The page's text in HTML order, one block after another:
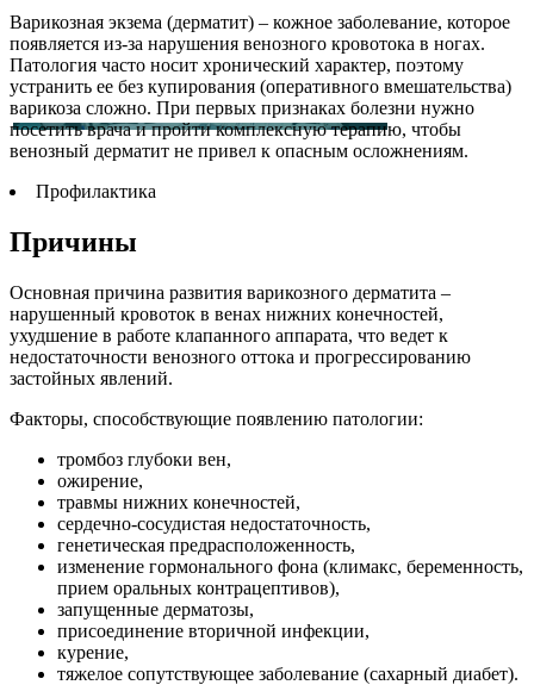
Варикозная экзема (дерматит) – кожное заболевание, которое
появляется из-за нарушения венозного кровотока в ногах.
Патология часто носит хронический характер, поэтому
устранить ее без купирования (оперативного вмешательства)
варикоза сложно. При первых признаках болезни нужно
посетить врача и пройти комплексную терапию, чтобы
венозный дерматит не привел к опасным осложнениям.
Профилактика
Причины
Основная причина развития варикозного дерматита –
нарушенный кровоток в венах нижних конечностей,
ухудшение в работе клапанного аппарата, что ведет к
недостаточности венозного оттока и прогрессированию
застойных явлений.
Факторы, способствующие появлению патологии:
тромбоз глубоки вен,
ожирение,
травмы нижних конечностей,
сердечно-сосудистая недостаточность,
генетическая предрасположенность,
изменение гормонального фона (климакс, беременность,
прием оральных контрацептивов),
запущенные дерматозы,
присоединение вторичной инфекции,
курение,
тяжелое сопутствующее заболевание (сахарный диабет).